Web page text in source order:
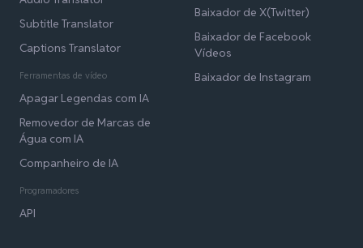
Subtitle Translator
Captions Translator
Ferramentas de vídeo
Apagar Legendas com IA
Removedor de Marcas de
Água com IA
Companheiro de IA
Programadores
API
Baixador de X(Twitter)
Baixador de Facebook
Vídeos
Baixador de Instagram